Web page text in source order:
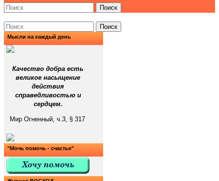
Поиск
Поиск
Мысли на каждый день
Качество добра есть
великое насыщение
действия
справедливостью и
сердцем.
Мир Огненный, ч.3, § 317
"Мочь помочь - счастье"